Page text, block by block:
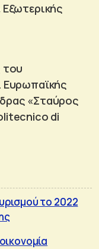
του
Ευρωπαϊκής
«Σταύρος
di
το 2022